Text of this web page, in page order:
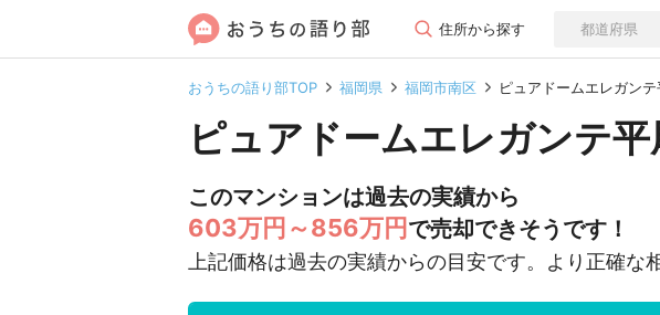
住所から探す
おうちの語り部TOP 福岡県 福岡市南区 ピュアドームエレガンテ
ピュアドームエレガンテ
このマンションは過去の実績から
603万円～856万円 で売却できそうです！
上記価格は過去の実績からの目安です。より正確